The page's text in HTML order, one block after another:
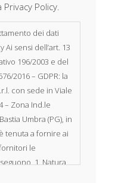
Policy.
dei dati
Ai sensi dell’art. 13
196/2003 e del
2016 – GDPR: la
con sede in Viale
– Zona Ind.le
Umbra (PG), in
tenuta a fornire ai
le
1. Natura